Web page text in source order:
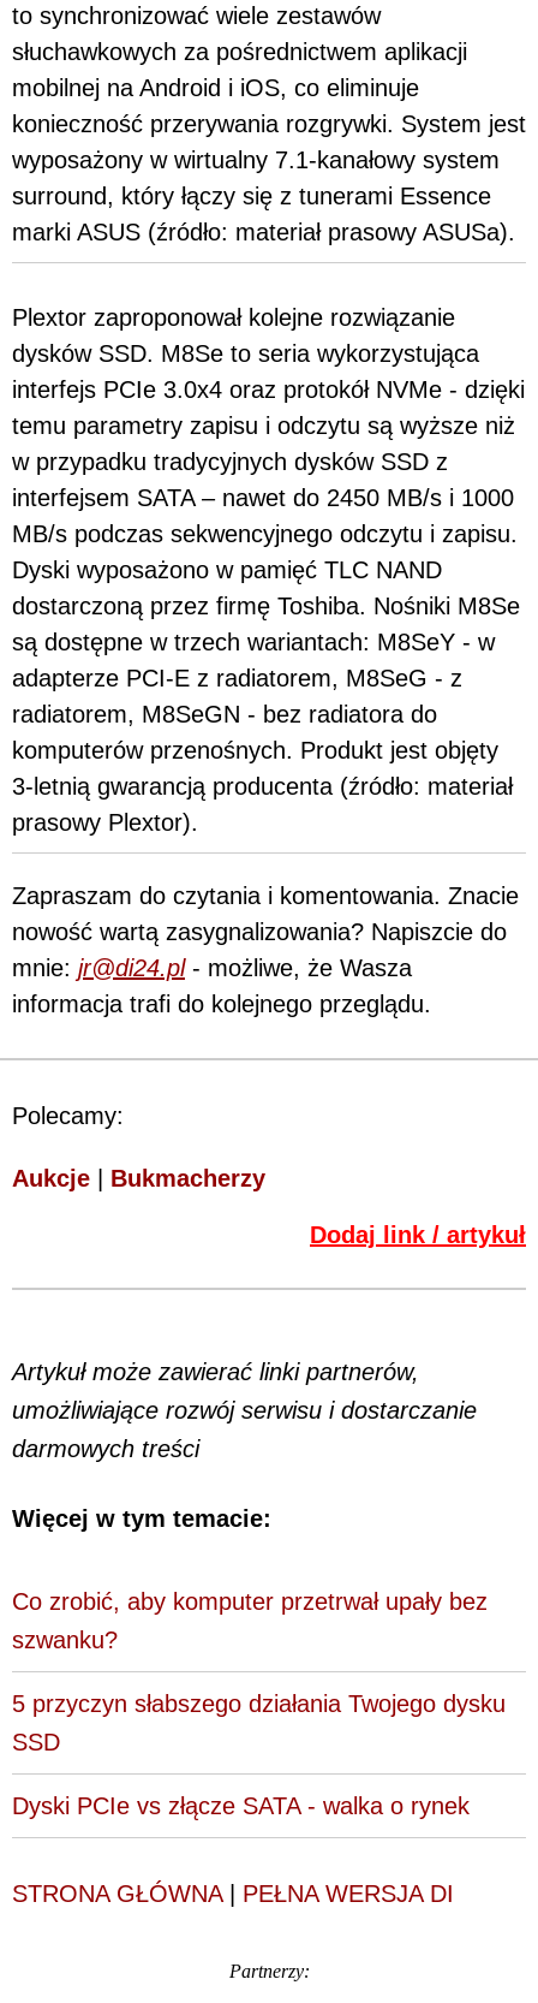
to synchronizować wiele zestawów
słuchawkowych za pośrednictwem aplikacji
mobilnej na Android i iOS, co eliminuje
konieczność przerywania rozgrywki. System jest
wyposażony w wirtualny 7.1-kanałowy system
surround, który łączy się z tunerami Essence
marki ASUS (źródło: materiał prasowy ASUSa).
Plextor zaproponował kolejne rozwiązanie
dysków SSD. M8Se to seria wykorzystująca
interfejs PCIe 3.0x4 oraz protokół NVMe - dzięki
temu parametry zapisu i odczytu są wyższe niż
w przypadku tradycyjnych dysków SSD z
interfejsem SATA – nawet do 2450 MB/s i 1000
MB/s podczas sekwencyjnego odczytu i zapisu.
Dyski wyposażono w pamięć TLC NAND
dostarczoną przez firmę Toshiba. Nośniki M8Se
są dostępne w trzech wariantach: M8SeY - w
adapterze PCI-E z radiatorem, M8SeG - z
radiatorem, M8SeGN - bez radiatora do
komputerów przenośnych. Produkt jest objęty
3-letnią gwarancją producenta (źródło: materiał
prasowy Plextor).
Zapraszam do czytania i komentowania. Znacie
nowość wartą zasygnalizowania? Napiszcie do
mnie: jr@di24.pl- możliwe, że Wasza
informacja trafi do kolejnego przeglądu.
Polecamy:
Aukcje Bukmacherzy
Dodaj link / artykuł
Artykuł może zawierać linki partnerów,
umożliwiające rozwój serwisu i dostarczanie
darmowych treści
Więcej w tym temacie:
Co zrobić, aby komputer przetrwał upały bez
szwanku?
5 przyczyn słabszego działania Twojego dysku
SSD
Dyski PCIe vs złącze SATA - walka o rynek
STRONA GŁÓWNA| PEŁNA WERSJA DI
Partnerzy: